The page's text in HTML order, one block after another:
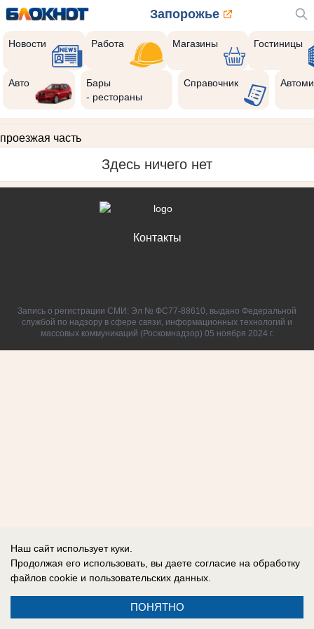
Запорожье
Новости Работа Магазины Гостиницы
Авто
Бары
- рестораны
Справочник
проезжая часть
Здесь ничего нет
Контакты
Запись о регистрации СМИ: Эл № ФС77-88610, выдано Федеральной
службой по надзору в сфере связи, информационных технологий и
массовых коммуникаций (Роскомнадзор) 05 ноября 2024 г.
Наш сайт использует куки.
Продолжая его использовать, вы даете согласие на обработку
файлов cookie и пользовательских данных.
ПОНЯТНО